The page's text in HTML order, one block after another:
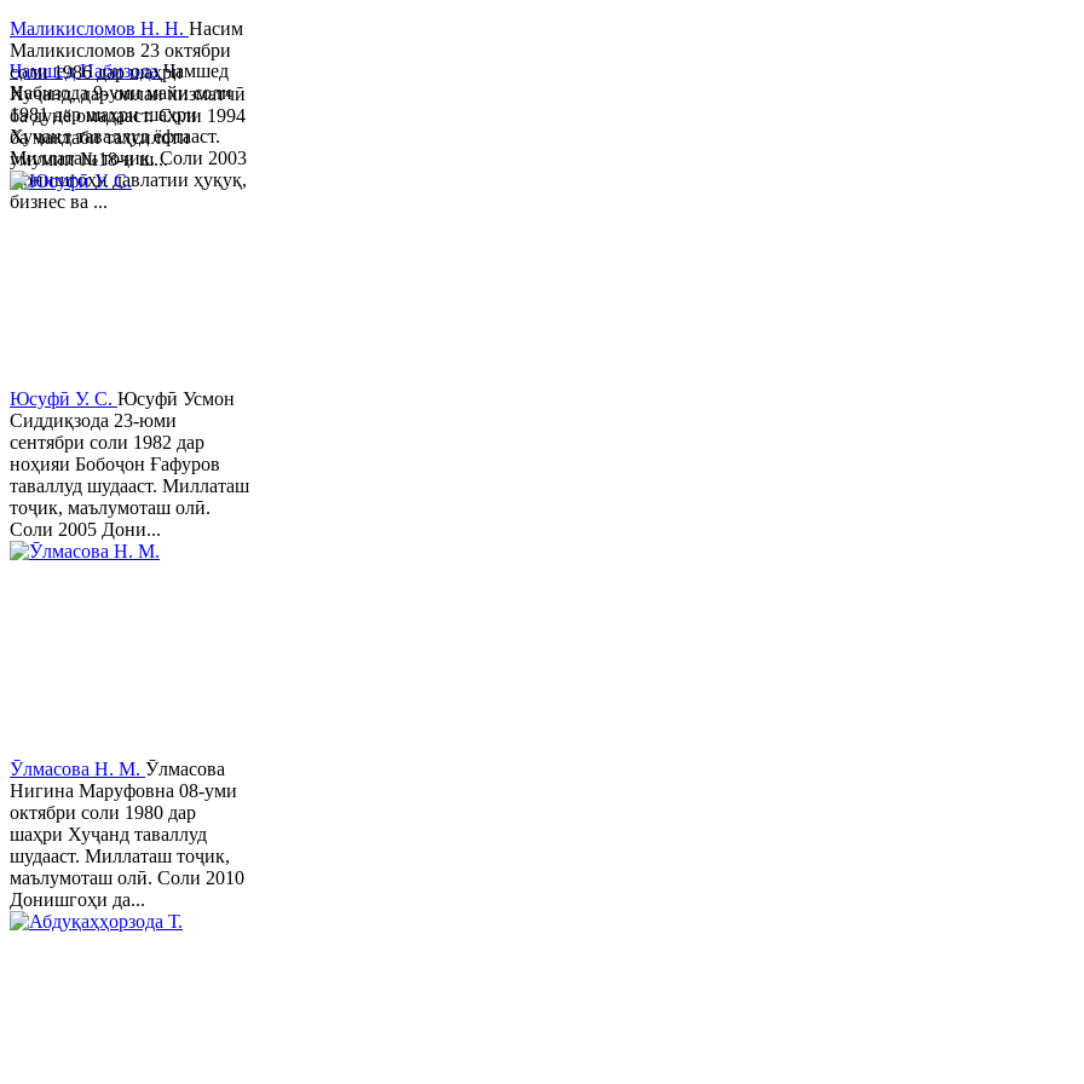
Ҷамшед НабизодаҶамшед
Набизода 9-уми майи соли
1981 дар шаҳри шаҳри
Хуҷанд таваллуд ёфтааст.
Миллаташ тоҷик. Соли 2003
Донишгоҳи давлатии ҳуқуқ,
бизнес ва ...
Маликисломов Н. Н. Насим
Маликисломов 23 октябри
соли 1986 дар шаҳри
Хуҷанд, дар оилаи хизматчӣ
ба дунё омадааст. Соли 1994
ба мактаби таҳсилоти
умумии №18-и ш...
Юсуфӣ У. C. Юсуфӣ Усмон
Сиддиқзода 23-юми
сентябри соли 1982 дар
ноҳияи Бобоҷон Ғафуров
таваллуд шудааст. Миллаташ
тоҷик, маълумоташ олӣ.
Соли 2005 Дони...
Ӯлмасова Н. М. Ӯлмасова
Нигина Маруфовна 08-уми
октябри соли 1980 дар
шаҳри Хуҷанд таваллуд
шудааст. Миллаташ тоҷик,
маълумоташ олӣ. Соли 2010
Донишгоҳи да...